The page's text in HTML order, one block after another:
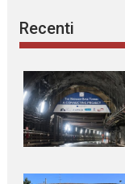
Recenti